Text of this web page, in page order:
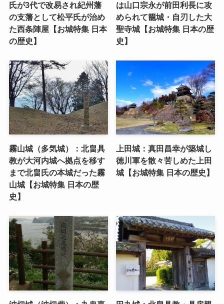
氏が3代で改易され紀州藩
の支藩として松平氏が治め
た西条陣屋【お城特集 日本
の歴史】
は山口宗永が前田利長に攻
められて籠城・自刃した大
聖寺城【お城特集 日本の歴
史】
霧山城（多気城）：北畠具
教が大河内城へ拠点を移す
まで北畠氏の本城だった霧
山城【お城特集 日本の歴
史】
上田城：真田昌幸が築城し
徳川軍を散々苦しめた上田
城【お城特集 日本の歴史】